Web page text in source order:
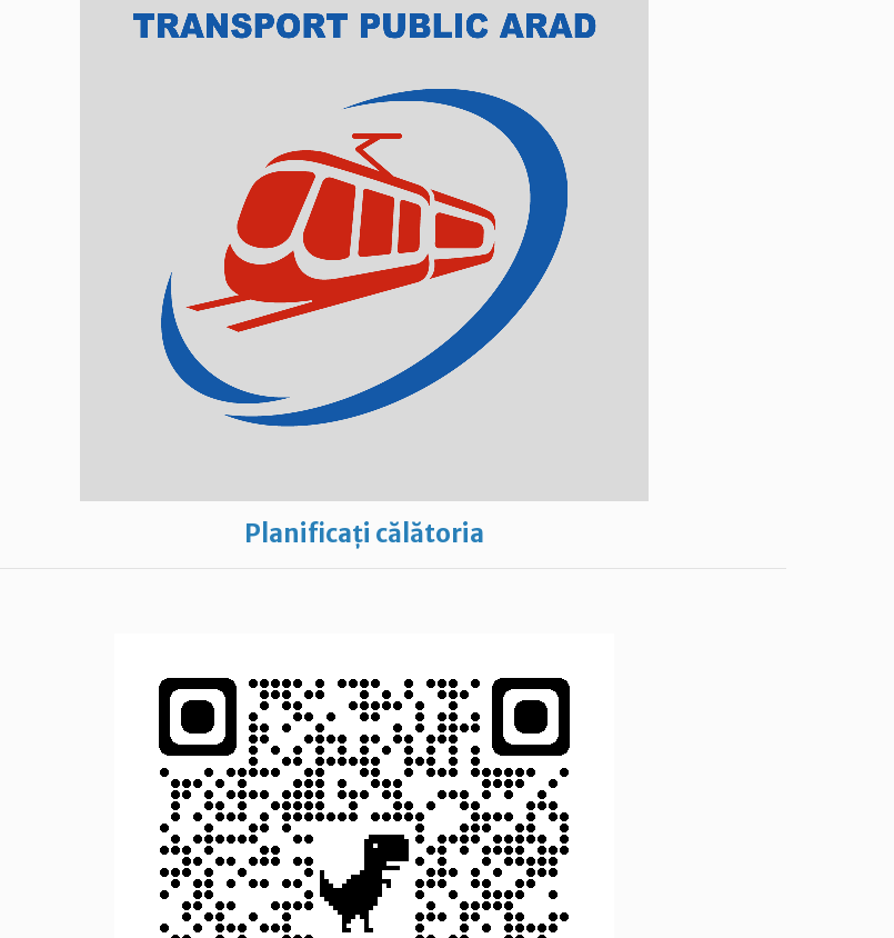
Planificați călătoria